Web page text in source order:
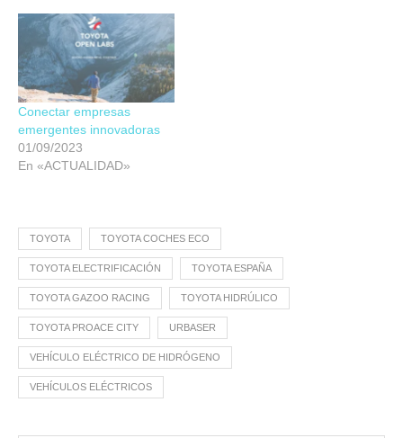
Conectar empresas
emergentes innovadoras
01/09/2023
En «ACTUALIDAD»
TOYOTA TOYOTA COCHES ECO
TOYOTA ELECTRIFICACIÓN TOYOTA ESPAÑA
TOYOTA GAZOO RACING TOYOTA HIDRÚLICO
TOYOTA PROACE CITY URBASER
VEHÍCULO ELÉCTRICO DE HIDRÓGENO
VEHÍCULOS ELÉCTRICOS